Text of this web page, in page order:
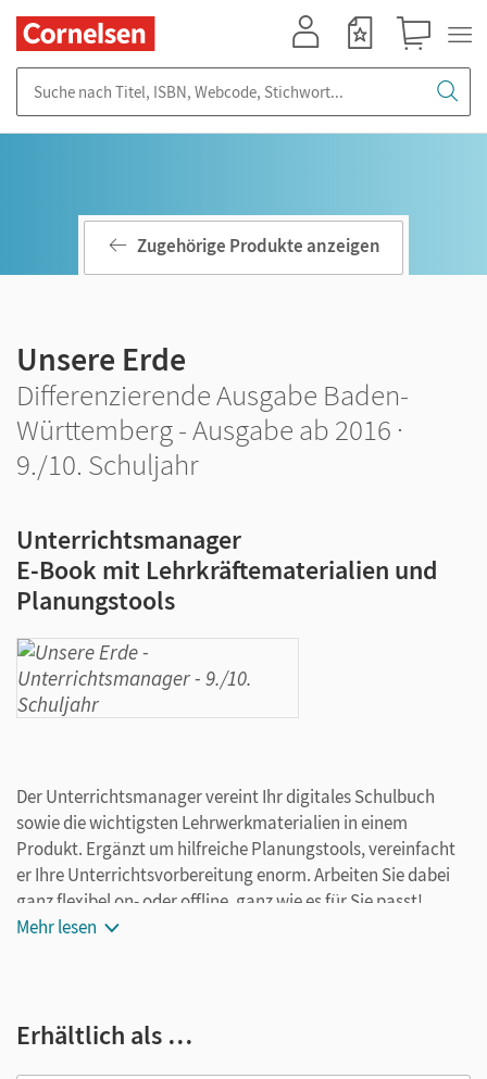
Zugehörige Produkte anzeigen
Unsere Erde
Differenzierende Ausgabe Baden-
Württemberg - Ausgabe ab 2016 ·
9./10. Schuljahr
Unterrichtsmanager
E-Book mit Lehrkräftematerialien und
Planungstools
Der Unterrichtsmanager vereint Ihr digitales Schulbuch
sowie die wichtigsten Lehrwerkmaterialien in einem
Produkt. Ergänzt um hilfreiche Planungstools, vereinfacht
er Ihre Unterrichtsvorbereitung enorm. Arbeiten Sie dabei
ganz flexibel on- oder offline, ganz wie es für Sie passt!
Ihr Unterrichtsmanager enthält:
Lösungen
Mehr lesen
Erhältlich als …